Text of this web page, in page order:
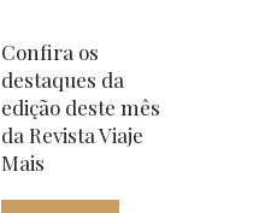
Confira os
destaques da
edição deste mês
da Revista Viaje
Mais